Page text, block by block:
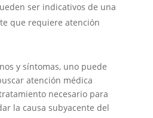
ser indicativos de una
que requiere atención
y síntomas, uno puede
atención médica
necesario para
la causa subyacente del